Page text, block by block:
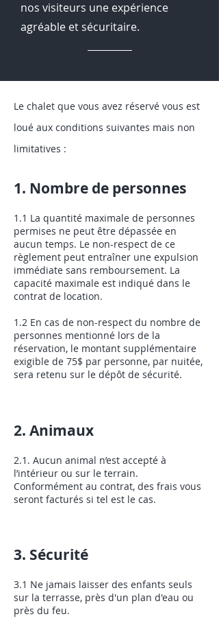
nos visiteurs une expérience
agréable et sécuritaire.
Le chalet que vous avez réservé vous est
loué aux conditions suivantes mais non
limitatives :
1. Nombre de personnes
1.1 La quantité maximale de personnes
permises ne peut être dépassée en
aucun temps. Le non-respect de ce
règlement peut entraîner une expulsion
immédiate sans remboursement. La
capacité maximale est indiqué dans le
contrat de location.
1.2 En cas de non-respect du nombre de
personnes mentionné lors de la
réservation, le montant supplémentaire
exigible de 75$ par personne, par nuitée,
sera retenu sur le dépôt de sécurité.
2. Animaux
2.1. Aucun animal n’est accepté à
l’intérieur ou sur le terrain.
Conformément au contrat, des frais vous
seront facturés si tel est le cas.
3. Sécurité
3.1 Ne jamais laisser des enfants seuls
sur la terrasse, près d'un plan d'eau ou
près du feu.